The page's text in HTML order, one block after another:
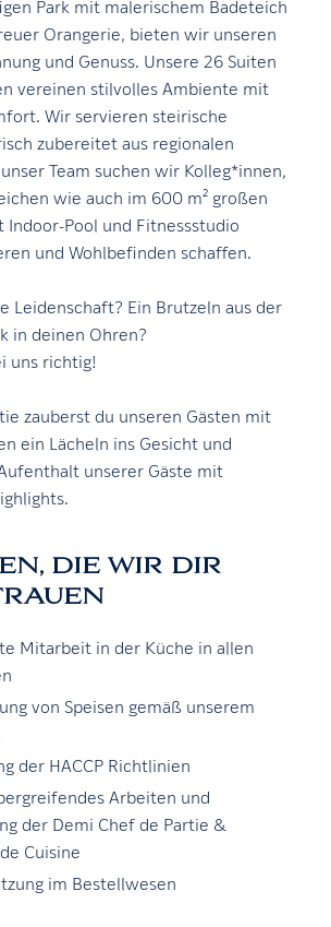
Park mit malerischem Badeteich
Orangerie, bieten wir unseren
und Genuss. Unsere 26 Suiten
vereinen stilvolles Ambiente mit
Wir servieren steirische
zubereitet aus regionalen
Team suchen wir Kolleg*innen,
wie auch im 600 m² großen
Indoor-Pool und Fitnessstudio
und Wohlbefinden schaffen.
Leidenschaft? Ein Brutzeln aus der
in deinen Ohren?
uns richtig!
zauberst du unseren Gästen mit
ein Lächeln ins Gesicht und
unserer Gäste mit
DIE WIR DIR
Mitarbeit in der Küche in allen
von Speisen gemäß unserem
der HACCP Richtlinien
Arbeiten und
der Demi Chef de Partie &
Cuisine
im Bestellwesen